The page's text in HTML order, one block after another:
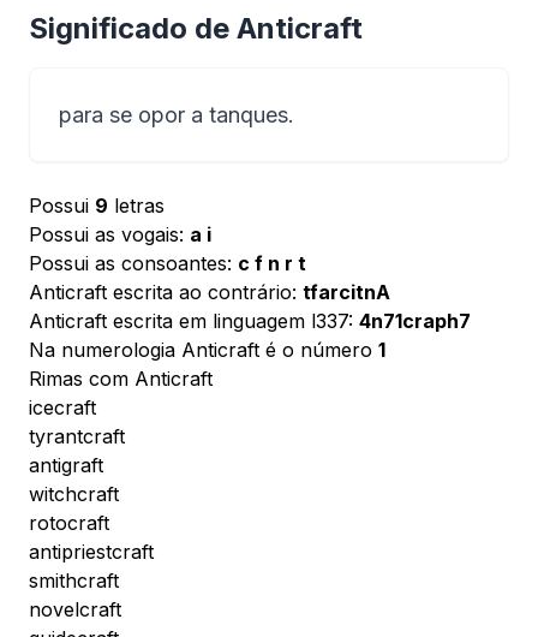
Significado de Anticraft
para se opor a tanques.
Possui 9 letras
Possui as vogais: a i
Possui as consoantes: c f n r t
Anticraft escrita ao contrário: tfarcitnA
Anticraft escrita em linguagem l337: 4n71craph7
Na numerologia Anticraft é o número 1
Rimas com Anticraft
icecraft
tyrantcraft
antigraft
witchcraft
rotocraft
antipriestcraft
smithcraft
novelcraft